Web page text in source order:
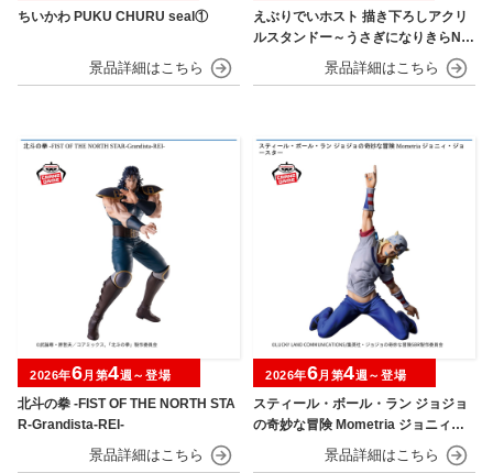
ちいかわ PUKU CHURU seal①
えぶりでいホスト 描き下ろしアクリ
ルスタンドー～うさぎになりきらNIG
北斗の拳 -FIST OF THE NORTH STA
R-Grandista-REI-
2026年6月第4週～登場
スティール・ボール・ラン ジョジョ
の奇妙な冒険 Mometria ジョニィ・
ジョースター
2026年6月第4週～登場